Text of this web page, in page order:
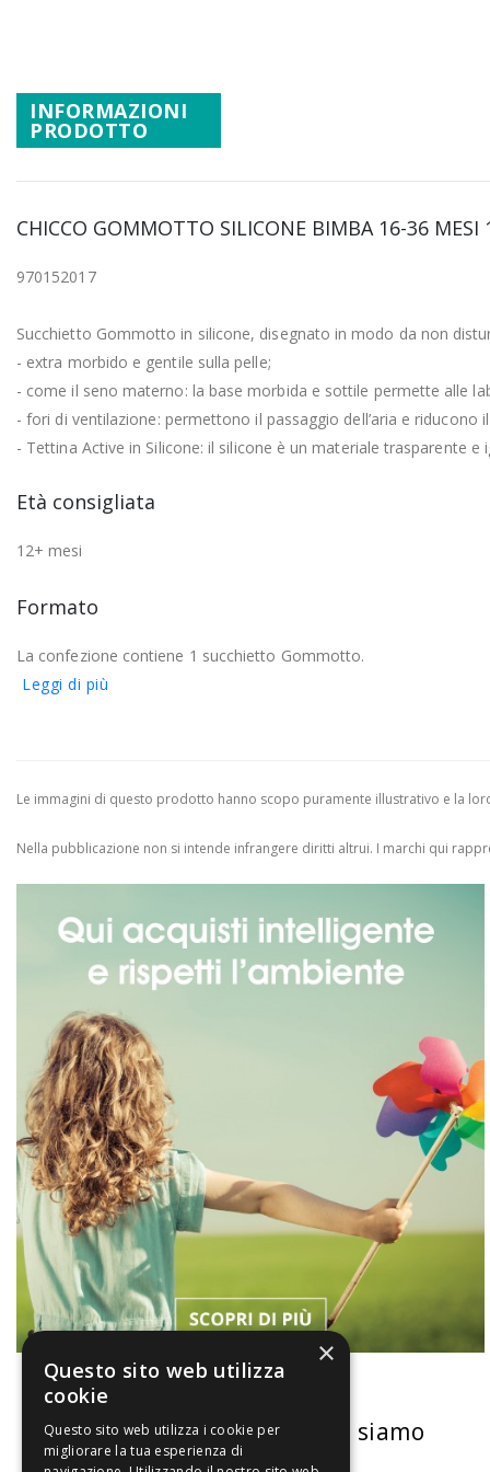
immagini
INFORMAZIONI
PRODOTTO
CHICCO GOMMOTTO SILICONE BIMBA 16-36 MESI
970152017
Succhietto Gommotto in silicone, disegnato in modo da non
- extra morbido e gentile sulla pelle;
- come il seno materno: la base morbida e sottile permette alle
- fori di ventilazione: permettono il passaggio dell’aria e riducono
- Tettina Active in Silicone: il silicone è un materiale trasparente
Età consigliata
12+ mesi
Formato
La confezione contiene 1 succhietto Gommotto.
Leggi di più
Le immagini di questo prodotto hanno scopo puramente illustrativo e la
Nella pubblicazione non si intende infrangere diritti altrui. I marchi qui
La nostra convenienza Chi siamo
×
Questo sito web utilizza
cookie
Questo sito web utilizza i cookie per
migliorare la tua esperienza di